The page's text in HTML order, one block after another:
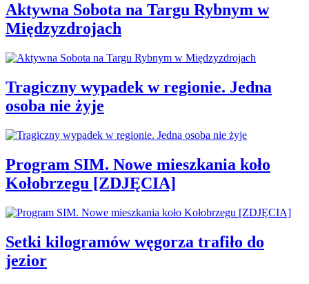
Aktywna Sobota na Targu Rybnym w
Międzyzdrojach
Tragiczny wypadek w regionie. Jedna
osoba nie żyje
Program SIM. Nowe mieszkania koło
Kołobrzegu [ZDJĘCIA]
Setki kilogramów węgorza trafiło do
jezior